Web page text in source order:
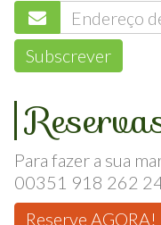
Para fazer a sua
00351 918 262